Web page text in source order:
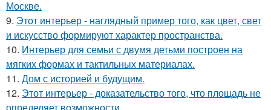
Москве.
9. Этот интерьер - наглядный пример того, как цвет, свет
и искусство формируют характер пространства.
10. Интерьер для семьи с двумя детьми построен на
мягких формах и тактильных материалах.
11. Дом с историей и будущим.
12. Этот интерьер - доказательство того, что площадь не
определяет возможности.